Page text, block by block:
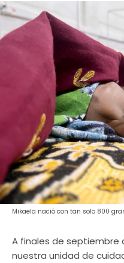
Mikaela nació con tan solo 800
A finales de septiembre
nuestra unidad de